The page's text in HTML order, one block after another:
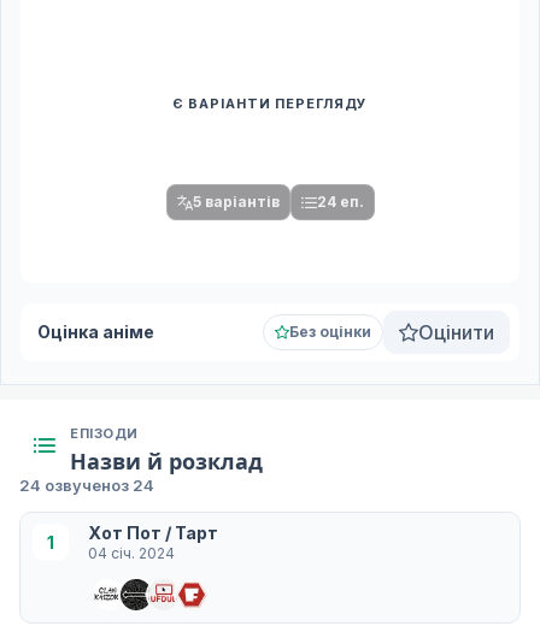
Є ВАРІАНТИ ПЕРЕГЛЯДУ
5 варіантів 24 еп.
Оцінка аніме Без оцінки Оцінити
ЕПІЗОДИ
Назви й розклад
24 озвученоз 24
1 Хот Пот / Тарт
04 січ. 2024